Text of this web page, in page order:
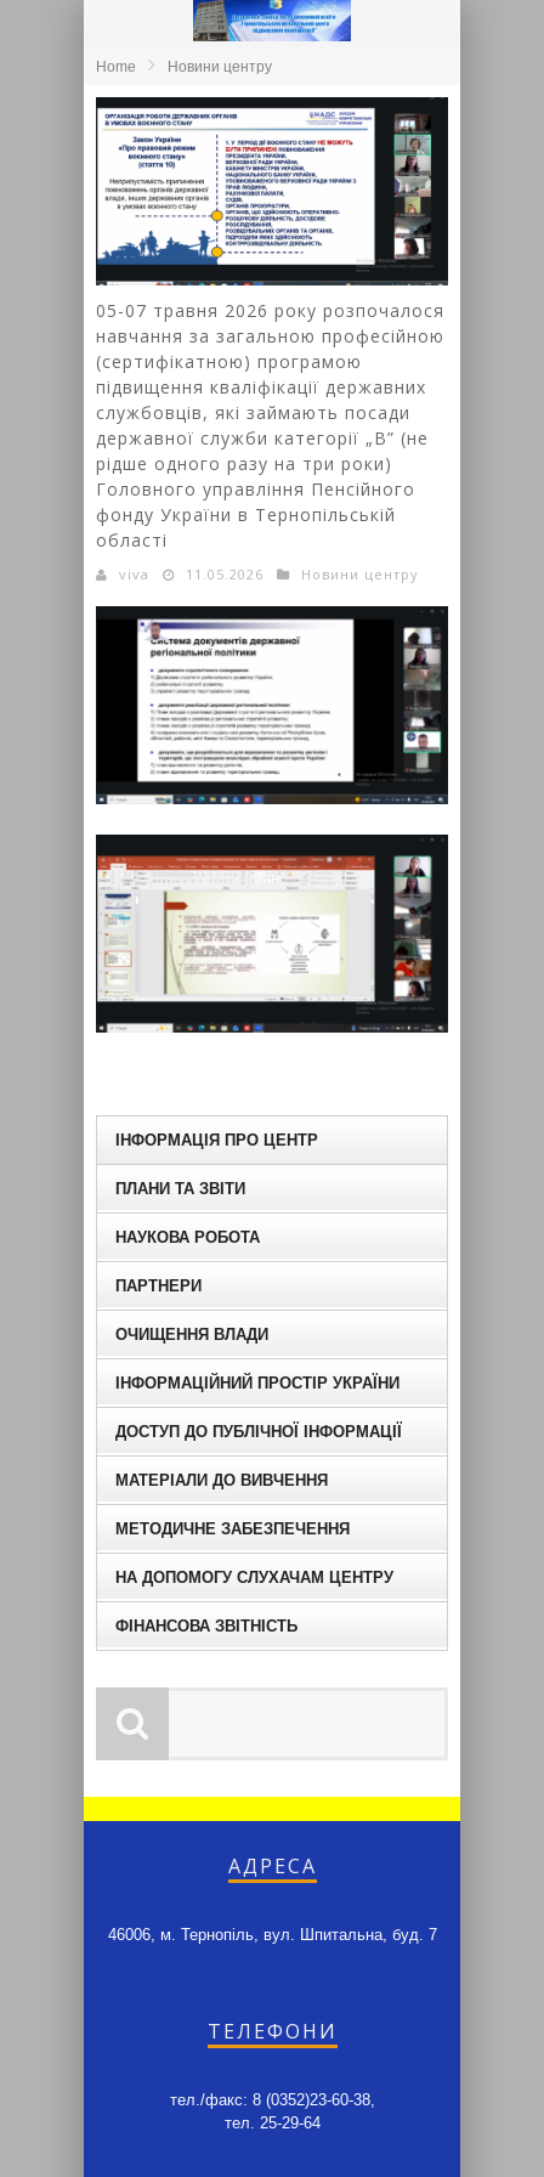
Home Новини центру
05-07 травня 2026 року розпочалося
навчання за загальною професійною
(сертифікатною) програмою
підвищення кваліфікації державних
службовців, які займають посади
державної служби категорії „В” (не
рідше одного разу на три роки)
Головного управління Пенсійного
фонду України в Тернопільській
області
viva 11.05.2026 Новини центру
ІНФОРМАЦІЯ ПРО ЦЕНТР
ПЛАНИ ТА ЗВІТИ
НАУКОВА РОБОТА
ПАРТНЕРИ
ОЧИЩЕННЯ ВЛАДИ
ІНФОРМАЦІЙНИЙ ПРОСТІР УКРАЇНИ
ДОСТУП ДО ПУБЛІЧНОЇ ІНФОРМАЦІЇ
МАТЕРІАЛИ ДО ВИВЧЕННЯ
МЕТОДИЧНЕ ЗАБЕЗПЕЧЕННЯ
НА ДОПОМОГУ СЛУХАЧАМ ЦЕНТРУ
ФІНАНСОВА ЗВІТНІСТЬ
АДРЕСА
46006, м. Тернопіль, вул. Шпитальна, буд. 7
ТЕЛЕФОНИ
тел./факс: 8 (0352)23-60-38,
тел. 25-29-64